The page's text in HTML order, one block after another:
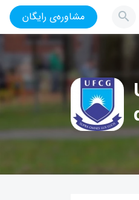
مشاوره‌ی رایگان